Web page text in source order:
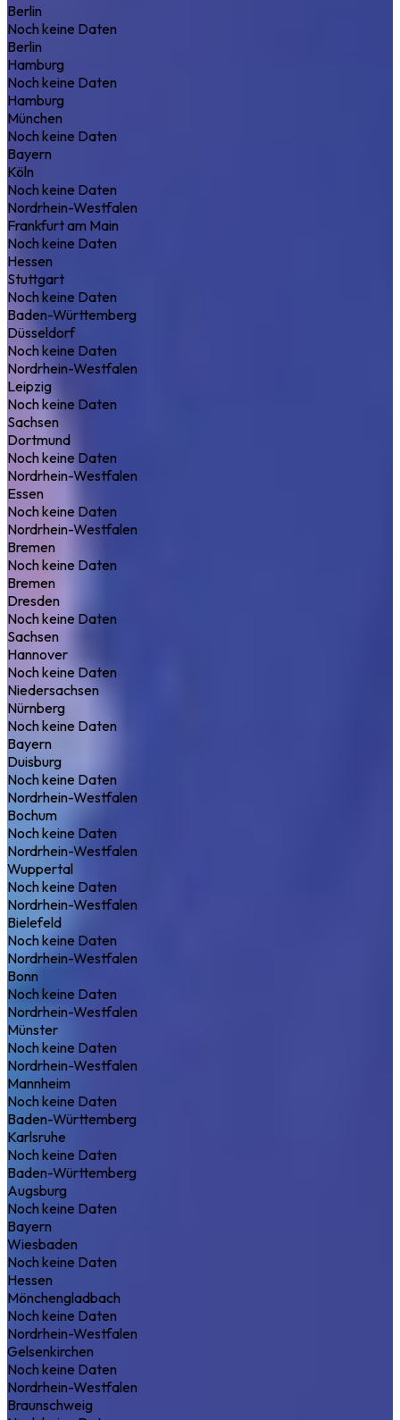
Berlin
Noch keine Daten
Berlin
Hamburg
Noch keine Daten
Hamburg
München
Noch keine Daten
Bayern
Köln
Noch keine Daten
Nordrhein-Westfalen
Frankfurt am Main
Noch keine Daten
Hessen
Stuttgart
Noch keine Daten
Baden-Württemberg
Düsseldorf
Noch keine Daten
Nordrhein-Westfalen
Leipzig
Noch keine Daten
Sachsen
Dortmund
Noch keine Daten
Nordrhein-Westfalen
Essen
Noch keine Daten
Nordrhein-Westfalen
Bremen
Noch keine Daten
Bremen
Dresden
Noch keine Daten
Sachsen
Hannover
Noch keine Daten
Niedersachsen
Nürnberg
Noch keine Daten
Bayern
Duisburg
Noch keine Daten
Nordrhein-Westfalen
Bochum
Noch keine Daten
Nordrhein-Westfalen
Wuppertal
Noch keine Daten
Nordrhein-Westfalen
Bielefeld
Noch keine Daten
Nordrhein-Westfalen
Bonn
Noch keine Daten
Nordrhein-Westfalen
Münster
Noch keine Daten
Nordrhein-Westfalen
Mannheim
Noch keine Daten
Baden-Württemberg
Karlsruhe
Noch keine Daten
Baden-Württemberg
Augsburg
Noch keine Daten
Bayern
Wiesbaden
Noch keine Daten
Hessen
Mönchengladbach
Noch keine Daten
Nordrhein-Westfalen
Gelsenkirchen
Noch keine Daten
Nordrhein-Westfalen
Braunschweig